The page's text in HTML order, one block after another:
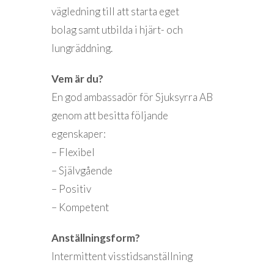
vägledning till att starta eget
bolag samt utbilda i hjärt- och
lungräddning.
Vem är du?
En god ambassadör för Sjuksyrra AB
genom att besitta följande
egenskaper:
– Flexibel
– Självgående
– Positiv
– Kompetent
Anställningsform?
Intermittent visstidsanställning